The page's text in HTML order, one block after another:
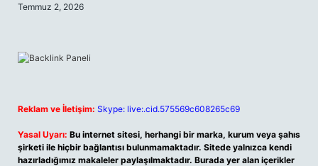
Temmuz 2, 2026
Reklam ve İletişim: Skype: live:.cid.575569c608265c69
Yasal Uyarı: Bu internet sitesi, herhangi bir marka, kurum veya şahıs
şirketi ile hiçbir bağlantısı bulunmamaktadır. Sitede yalnızca kendi
hazırladığımız makaleler paylaşılmaktadır. Burada yer alan içerikler